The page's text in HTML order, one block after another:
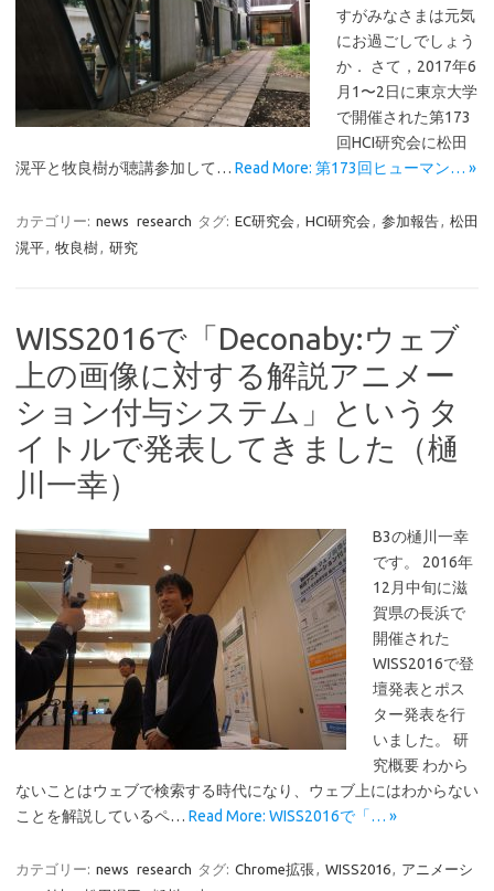
すがみなさまは元気
にお過ごしでしょう
か． さて，2017年6
月1〜2日に東京大学
で開催された第173
回HCI研究会に松田
滉平と牧良樹が聴講参加して… Read More: 第173回ヒューマン… »
カテゴリー: news research タグ: EC研究会 HCI研究会 参加報告
松田
滉平
牧良樹 研究
WISS2016で「Deconaby:ウェブ
上の画像に対する解説アニメー
ション付与システム」というタ
イトルで発表してきました（樋
川一幸）
B3の樋川一幸
です。 2016年
12月中旬に滋
賀県の長浜で
開催された
WISS2016で登
壇発表とポス
ター発表を行
いました。 研
究概要 わから
ないことはウェブで検索する時代になり、ウェブ上にはわからない
ことを解説しているペ… Read More: WISS2016で「… »
カテゴリー: news research タグ: Chrome拡張 WISS2016
アニメーシ